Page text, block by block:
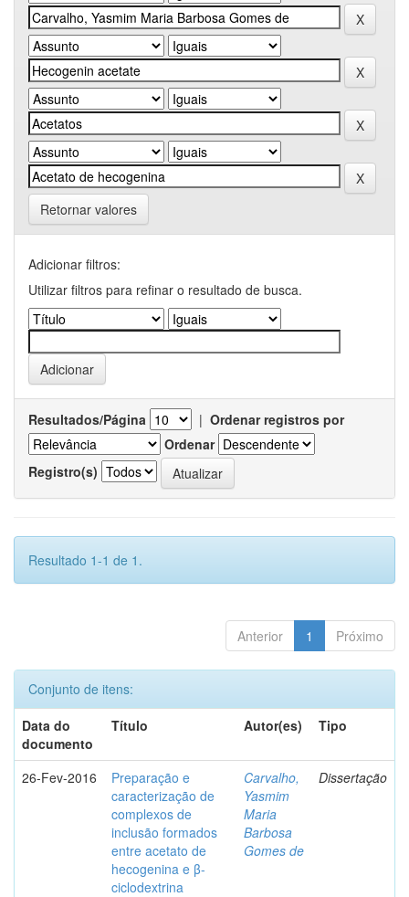
Retornar valores
Adicionar filtros:
Utilizar filtros para refinar o resultado de busca.
Resultados/Página | Ordenar registros por
Ordenar
Registro(s)
Resultado 1-1 de 1.
Anterior 1 Próximo
Conjunto de itens:
Data do
documento
Título Autor(es) Tipo
26-Fev-2016
Preparação e
caracterização de
complexos de
inclusão formados
entre acetato de
hecogenina e β-
ciclodextrina
Carvalho,
Yasmim
Maria
Barbosa
Gomes de
Dissertação